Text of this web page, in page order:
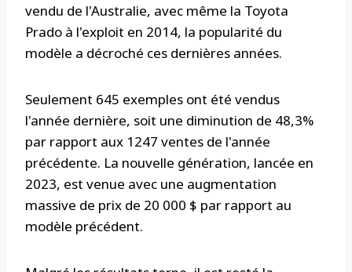
vendu de l'Australie, avec même la Toyota
Prado à l'exploit en 2014, la popularité du
modèle a décroché ces dernières années.
Seulement 645 exemples ont été vendus
l'année dernière, soit une diminution de 48,3%
par rapport aux 1247 ventes de l'année
précédente. La nouvelle génération, lancée en
2023, est venue avec une augmentation
massive de prix de 20 000 $ par rapport au
modèle précédent.